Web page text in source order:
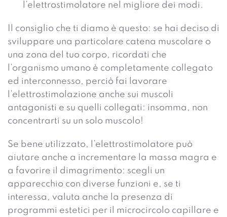
l’elettrostimolatore nel migliore dei modi.
Il consiglio che ti diamo è questo: se hai deciso di
sviluppare una particolare catena muscolare o
una zona del tuo corpo, ricordati che
l’organismo umano è completamente collegato
ed interconnesso, perciò fai lavorare
l’elettrostimolazione anche sui muscoli
antagonisti e su quelli collegati: insomma, non
concentrarti su un solo muscolo!
Se bene utilizzato, l’elettrostimolatore può
aiutare anche a incrementare la massa magra e
a favorire il dimagrimento: scegli un
apparecchio con diverse funzioni e, se ti
interessa, valuta anche la presenza di
programmi estetici per il microcircolo capillare e